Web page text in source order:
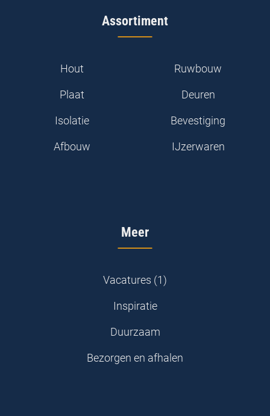
Assortiment
Hout
Plaat
Isolatie
Afbouw
Ruwbouw
Deuren
Bevestiging
IJzerwaren
Meer
Vacatures (1)
Inspiratie
Duurzaam
Bezorgen en afhalen